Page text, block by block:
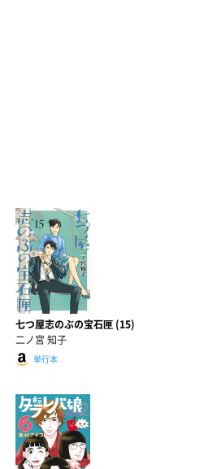
七つ屋志のぶの宝石匣 (15)
二ノ宮 知子
単行本